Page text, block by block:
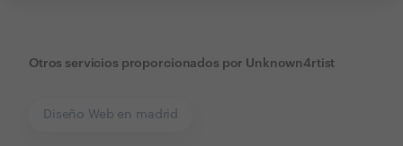
Otros servicios proporcionados por Unknown4rtist
Diseño Web en madrid